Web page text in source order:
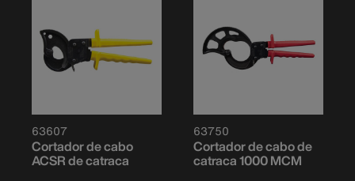
63607
Cortador de cabo
ACSR de catraca
63750
Cortador de cabo de
catraca 1000 MCM